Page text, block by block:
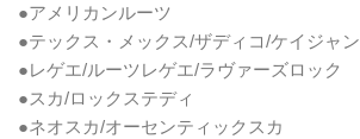
●アメリカンルーツ
●テックス・メックス/ザディコ/ケイジャン
●レゲエ/ルーツレゲエ/ラヴァーズロック
●スカ/ロックステディ
●ネオスカ/オーセンティックスカ